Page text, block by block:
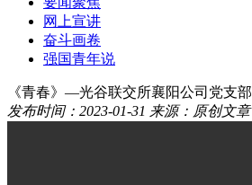
网上宣讲
奋斗画卷
强国青年说
《青春》—光谷联交所襄阳公司党支部
发布时间：2023-01-31 来源：原创文章